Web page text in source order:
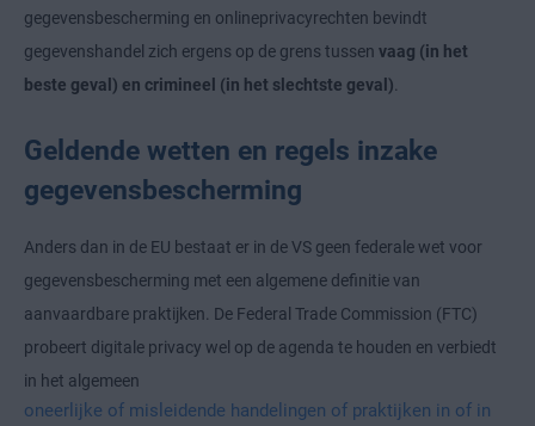
gegevensbescherming en onlineprivacyrechten bevindt
gegevenshandel zich ergens op de grens tussen vaag (in het
beste geval) en crimineel (in het slechtste geval).
Geldende wetten en regels inzake
gegevensbescherming
Anders dan in de EU bestaat er in de VS geen federale wet voor
gegevensbescherming met een algemene definitie van
aanvaardbare praktijken. De Federal Trade Commission (FTC)
probeert digitale privacy wel op de agenda te houden en verbiedt
in het algemeen
oneerlijke of misleidende handelingen of praktijken in of in